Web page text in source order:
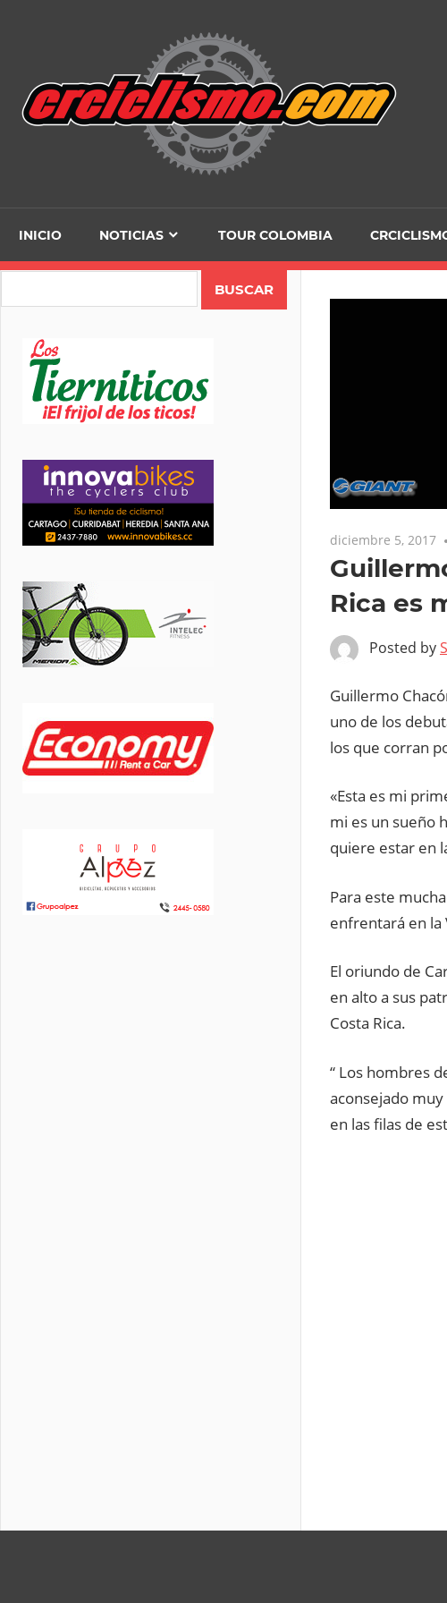
INICIO NOTICIAS TOUR COLOMBIA
diciembre 5, 2017
Rica es
Posted by
Guillermo
uno de los
los que corran
«Esta es mi
mi es un sueño
quiere estar en
Para este
enfrentará en la
El oriundo de
en alto a sus
Costa Rica.
“ Los hombres
aconsejado
en las filas de